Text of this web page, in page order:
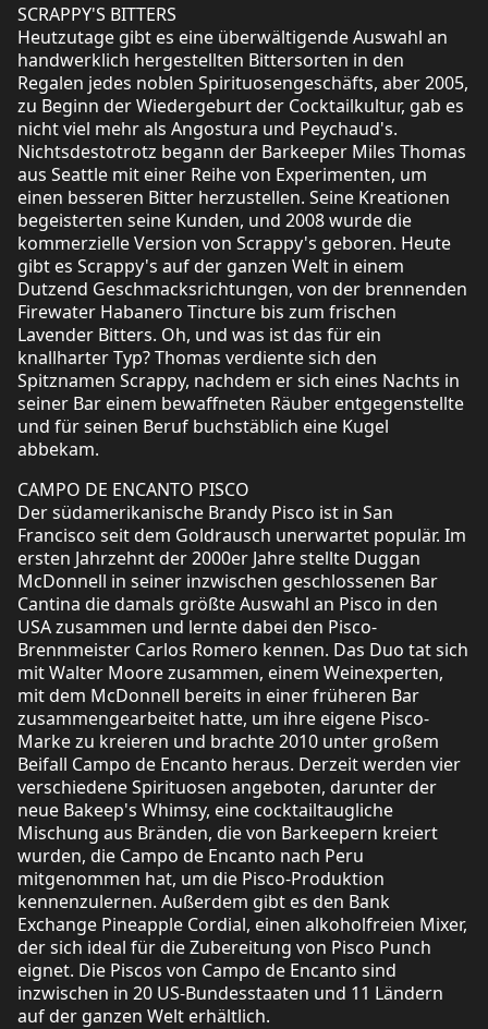
SCRAPPY'S BITTERS
Heutzutage gibt es eine überwältigende Auswahl an
handwerklich hergestellten Bittersorten in den
Regalen jedes noblen Spirituosengeschäfts, aber 2005,
zu Beginn der Wiedergeburt der Cocktailkultur, gab es
nicht viel mehr als Angostura und Peychaud's.
Nichtsdestotrotz begann der Barkeeper Miles Thomas
aus Seattle mit einer Reihe von Experimenten, um
einen besseren Bitter herzustellen. Seine Kreationen
begeisterten seine Kunden, und 2008 wurde die
kommerzielle Version von Scrappy's geboren. Heute
gibt es Scrappy's auf der ganzen Welt in einem
Dutzend Geschmacksrichtungen, von der brennenden
Firewater Habanero Tincture bis zum frischen
Lavender Bitters. Oh, und was ist das für ein
knallharter Typ? Thomas verdiente sich den
Spitznamen Scrappy, nachdem er sich eines Nachts in
seiner Bar einem bewaffneten Räuber entgegenstellte
und für seinen Beruf buchstäblich eine Kugel
abbekam.
CAMPO DE ENCANTO PISCO
Der südamerikanische Brandy Pisco ist in San
Francisco seit dem Goldrausch unerwartet populär. Im
ersten Jahrzehnt der 2000er Jahre stellte Duggan
McDonnell in seiner inzwischen geschlossenen Bar
Cantina die damals größte Auswahl an Pisco in den
USA zusammen und lernte dabei den Pisco-
Brennmeister Carlos Romero kennen. Das Duo tat sich
mit Walter Moore zusammen, einem Weinexperten,
mit dem McDonnell bereits in einer früheren Bar
zusammengearbeitet hatte, um ihre eigene Pisco-
Marke zu kreieren und brachte 2010 unter großem
Beifall Campo de Encanto heraus. Derzeit werden vier
verschiedene Spirituosen angeboten, darunter der
neue Bakeep's Whimsy, eine cocktailtaugliche
Mischung aus Bränden, die von Barkeepern kreiert
wurden, die Campo de Encanto nach Peru
mitgenommen hat, um die Pisco-Produktion
kennenzulernen. Außerdem gibt es den Bank
Exchange Pineapple Cordial, einen alkoholfreien Mixer,
der sich ideal für die Zubereitung von Pisco Punch
eignet. Die Piscos von Campo de Encanto sind
inzwischen in 20 US-Bundesstaaten und 11 Ländern
auf der ganzen Welt erhältlich.